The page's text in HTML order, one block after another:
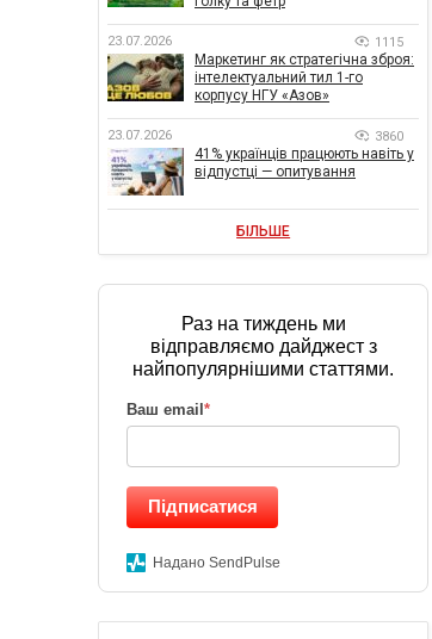
23.07.2026 1115
Маркетинг як стратегічна зброя:
інтелектуальний тил 1-го
корпусу НГУ «Азов»
23.07.2026 3860
41% українців працюють навіть у
відпустці — опитування
БІЛЬШЕ
Раз на тиждень ми
відправляємо дайджест з
найпопулярнішими статтями.
Ваш email *
Підписатися
Надано SendPulse